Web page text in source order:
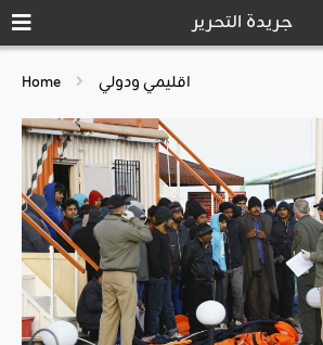
جريدة التحرير
Home اقليمي ودولي